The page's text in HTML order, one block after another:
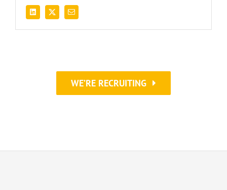
WE’RE RECRUITING